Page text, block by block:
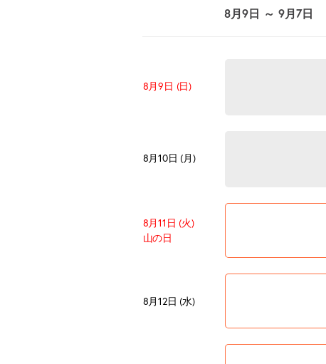
8月9日 ～ 9月7日
8月9日 (日)
8月10日 (月)
8月11日 (火)
山の日
8月12日 (水)